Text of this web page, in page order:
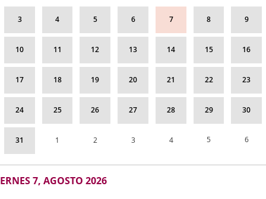
3 4 5 6 7 8 9
10 11 12 13 14 15 16
17 18 19 20 21 22 23
24 25 26 27 28 29 30
31 1 2 3 4 5 6
7, AGOSTO 2026